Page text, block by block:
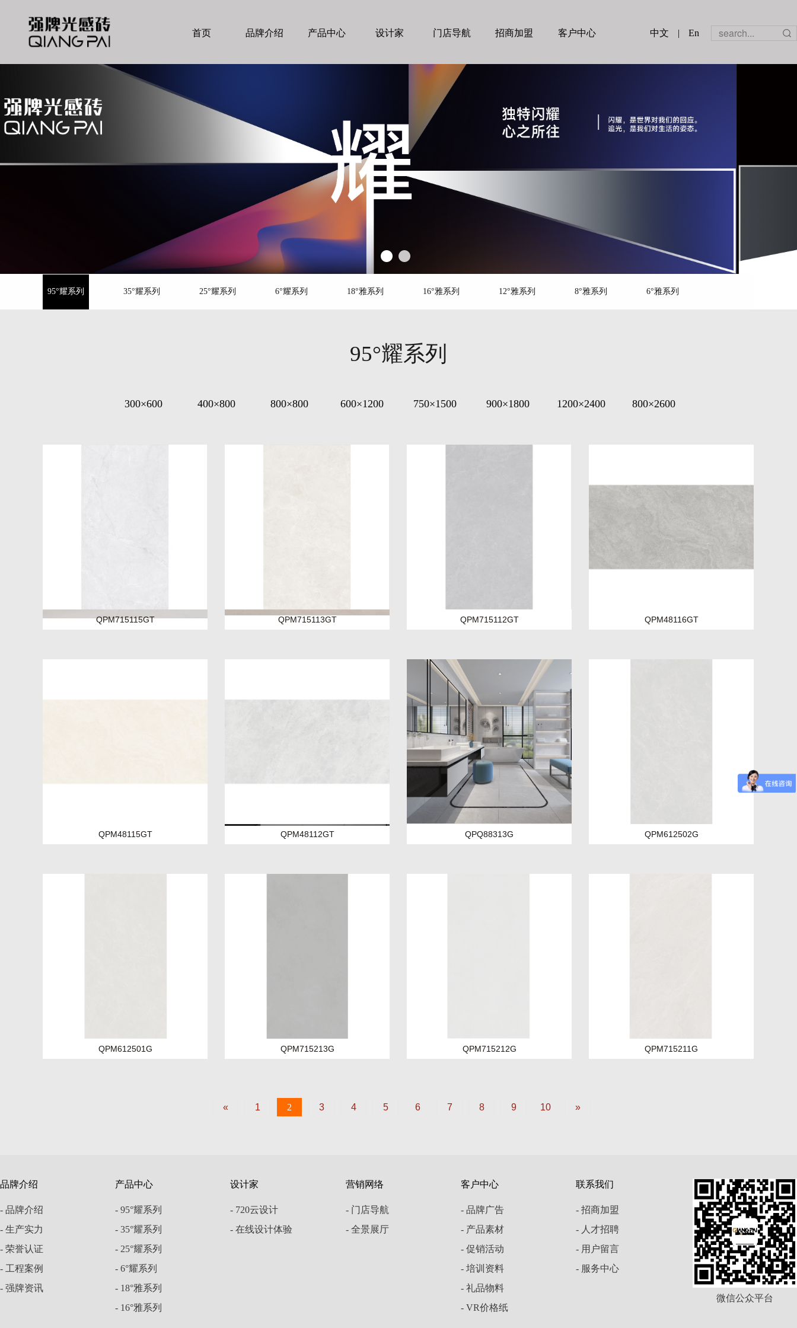
首页 品牌介绍 产品中心 设计家 门店导航 招商加盟 客户中心 中文 | En
95°耀系列 35°耀系列 25°耀系列 6°耀系列 18°雅系列 16°雅系列 12°雅系列 8°雅系列 6°雅系列
95°耀系列
300×600 400×800 800×800 600×1200 750×1500 900×1800 1200×2400 800×2600
QPM715115GT QPM715113GT QPM715112GT QPM48116GT
QPM48115GT QPM48112GT QPQ88313G QPM612502G
QPM612501G QPM715213G QPM715212G QPM715211G
« 1 2 3 4 5 6 7 8 9 10 »
品牌介绍
- 品牌介绍
- 生产实力
- 荣誉认证
- 工程案例
- 强牌资讯
产品中心
- 95°耀系列
- 35°耀系列
- 25°耀系列
- 6°耀系列
- 18°雅系列
- 16°雅系列
设计家
- 720云设计
- 在线设计体验
营销网络
- 门店导航
- 全景展厅
客户中心
- 品牌广告
- 产品素材
- 促销活动
- 培训资料
- 礼品物料
- VR价格纸
联系我们
- 招商加盟
- 人才招聘
- 用户留言
- 服务中心
微信公众平台